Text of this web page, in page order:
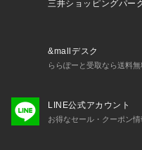
三井ショッピングパー
&mallデスク
ららぽーと受取なら送料無
LINE公式アカウント
お得なセール・クーポン情